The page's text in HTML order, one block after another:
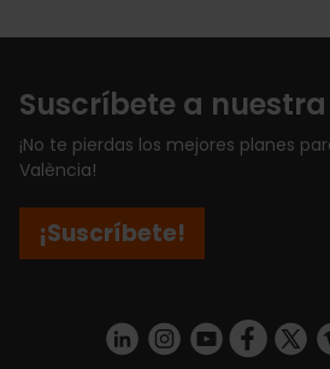
Suscríbete a
¡No te pierdas los mejores planes
València!
¡Suscríbete!
https://www.linkedin.com/company/turismo-valencia/mycompany/
https://https://https://